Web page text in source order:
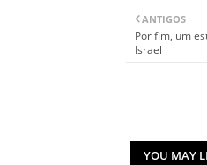
ANTIGOS
Por fim, um
Israel
YOU MAY